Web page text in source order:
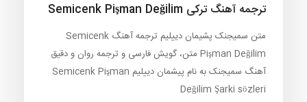
ترجمه آهنگ ترکی Semicenk Pişman Değilim
متن سمیجنک پشیمان دییلیم ترجمه آهنگ Semicenk
Pişman Değilim متن، گویش فارسی و ترجمه روان و دقیق
آهنگ سمیجنک به نام پیشمان دییلیم Semicenk Pişman
Değilim Şarki sözleri